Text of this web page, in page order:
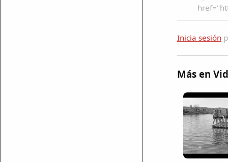
Inicia sesión
Más en